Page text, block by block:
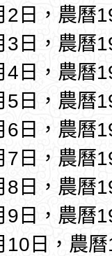
2日，農曆
3日，農曆
4日，農曆
5日，農曆
6日，農曆
7日，農曆
8日，農曆
9日，農曆
10日，農